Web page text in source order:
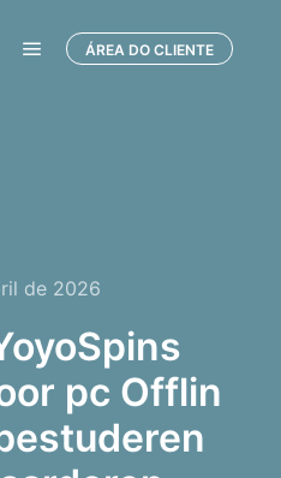
ÁREA DO CLIENTE
de 2026
pc Offlin